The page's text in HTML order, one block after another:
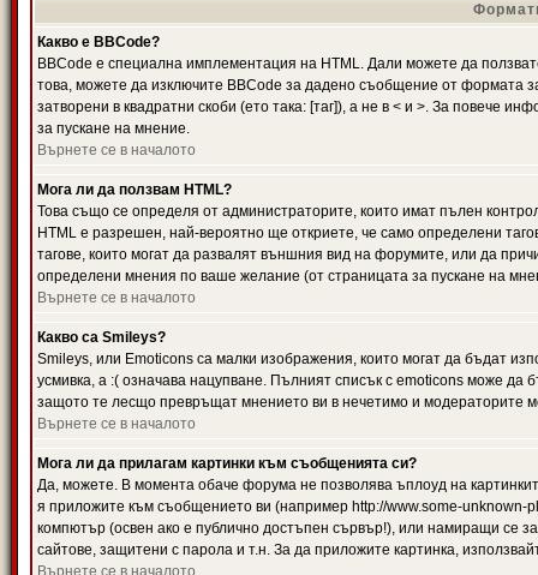
Какво е BBCode?
BBCode е специална имплементация на HTML. Дали можете да
това, можете да изключите BBCode за дадено съобщение от формата
затворени в квадратни скоби (ето така: [таг]), а не в < и >. За повече
за пускане на мнение.
Върнете се в началото
Мога ли да ползвам HTML?
Това също се определя от администраторите, които имат пълен
HTML е разрешен, най-вероятно ще откриете, че само определени
тагове, които могат да развалят външния вид на форумите, или да
определени мнения по ваше желание (от страницата за пускане на
Върнете се в началото
Какво са Smileys?
Smileys, или Emoticons са малки изображения, които могат да бъдат
усмивка, а :( означава нацупване. Пълният списък с emoticons може да
защото те лесщо превръщат мнението ви в нечетимо и модераторите
Върнете се в началото
Мога ли да прилагам картинки към съобщенията си?
Да, можете. В момента обаче форума не позволява ъплоуд на
я приложите към съобщението ви (например http://www.some-
компютър (освен ако е публично достъпен сървър!), или намиращи се
сайтове, защитени с парола и т.н. За да приложите картинка,
Върнете се в началото